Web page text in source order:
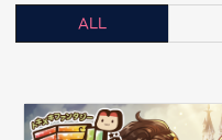
ALL